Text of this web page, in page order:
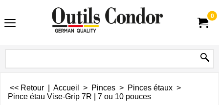
0
<< Retour Accueil > Pinces > Pinces étaux >
Pince étau Vise-Grip 7R | 7 ou 10 pouces